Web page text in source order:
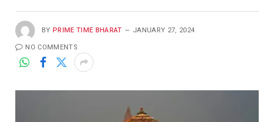
BY PRIME TIME BHARAT JANUARY 27, 2024
NO COMMENTS